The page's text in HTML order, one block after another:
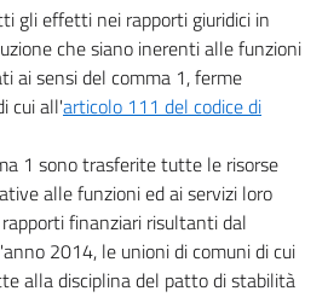
gli effetti nei rapporti giuridici in
che siano inerenti alle funzioni
ai sensi del comma 1, ferme
cui all'articolo 111 del codice di
1 sono trasferite tutte le risorse
alle funzioni ed ai servizi loro
finanziari risultanti dal
2014, le unioni di comuni di cui
alla disciplina del patto di stabilità